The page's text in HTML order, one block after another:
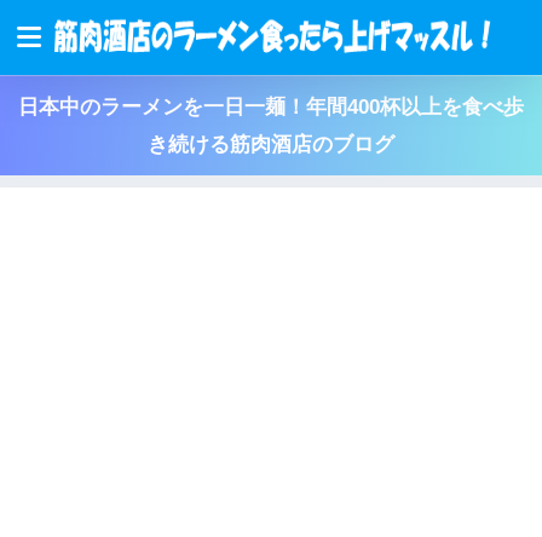
日本中のラーメンを一日一麺！年間400杯以上を食べ歩
き続ける筋肉酒店のブログ